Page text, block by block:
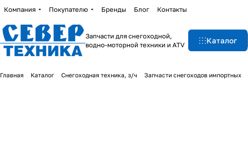
Компания Покупателю Бренды Блог Контакты
Запчасти для снегоходной,
водно-моторной техники и ATV
Каталог
Главная Каталог Снегоходная техника, з/ч Запчасти снегоходов импортных